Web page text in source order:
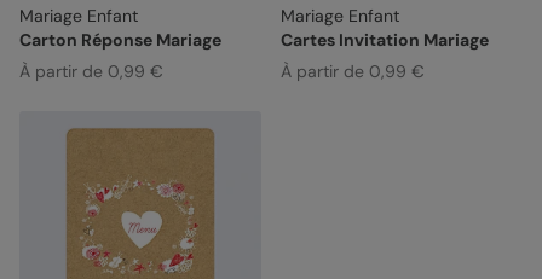
Mariage Enfant
Carton Réponse Mariage
À partir de 0,99 €
Mariage Enfant
Cartes Invitation Mariage
À partir de 0,99 €